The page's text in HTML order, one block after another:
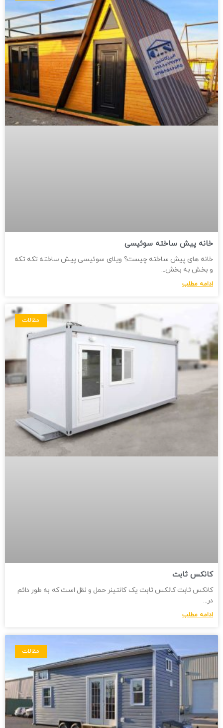
خانه پیش ساخته سوئیسی
خانه های پیش ساخته چیست؟ ویلای سوئیسی پیش ساخته تکه تکه
و بخش به بخش
ادامه مطلب
مقالات
کانکس ثابت
کانکس ثابت کانکس ثابت یک کانتینر حمل و نقل است که به طور دائم
در
ادامه مطلب
مقالات